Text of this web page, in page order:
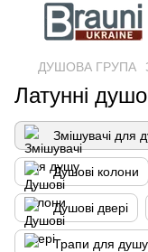
ДУШОВА ГРУПА
Латунні
Змішувачі для
Душові колони
Душові двері
Трапи для душу